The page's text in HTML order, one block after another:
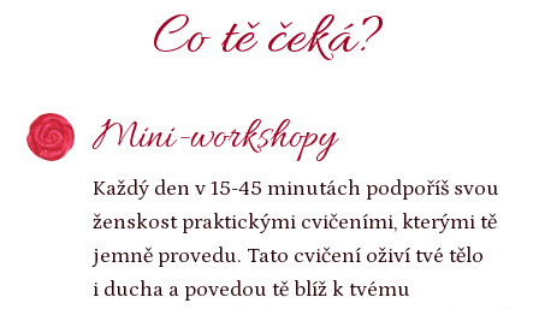
Co tě čeká?
Mini-workshopy
Každý den v 15-45 minutách podpoříš svou
ženskost praktickými cvičeními, kterými tě
jemně provedu. Tato cvičení oživí tvé tělo
i ducha a povedou tě blíž k tvému